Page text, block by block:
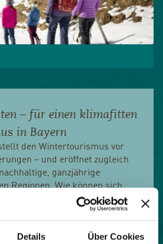
Details Über Cookies
– für einen klimafitten
in Bayern
den Wintertourismus vor
– und eröffnet zugleich
ganzjährige
Regionen. Wie können sich
erfolgreich an veränderte
anpassen? Welche
funktioniert? Diese Fragen